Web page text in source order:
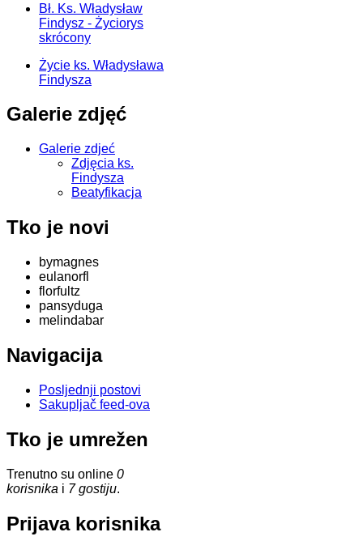
Bł. Ks. Władysław
Findysz - Życiorys
skrócony
Życie ks. Władysława
Findysza
Galerie zdjęć
Galerie zdjeć
Zdjęcia ks.
Findysza
Beatyfikacja
Tko je novi
bymagnes
eulanorfl
florfultz
pansyduga
melindabar
Navigacija
Posljednji postovi
Sakupljač feed-ova
Tko je umrežen
Trenutno su online 0
korisnika i 7 gostiju.
Prijava korisnika